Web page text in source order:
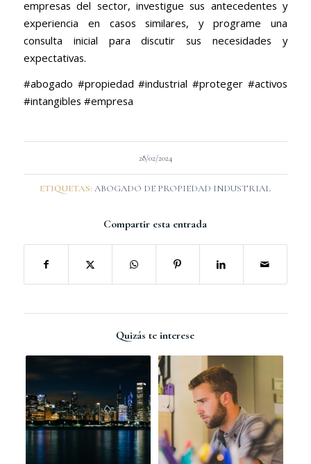
empresas del sector, investigue sus antecedentes y
experiencia en casos similares, y programe una
consulta inicial para discutir sus necesidades y
expectativas.
#abogado #propiedad #industrial #proteger #activos
#intangibles #empresa
28/02/2024
ETIQUETAS: ABOGADO DE PROPIEDAD INDUSTRIAL
Compartir esta entrada
Quizás te interese